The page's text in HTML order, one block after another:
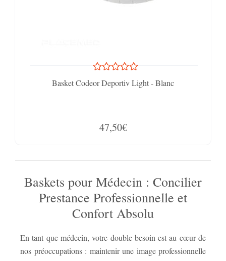
Basket Codeor Deportiv Light - Blanc
47,50€
Baskets pour Médecin : Concilier
Prestance Professionnelle et
Confort Absolu
En tant que médecin, votre double besoin est au cœur de
nos préoccupations : maintenir une image professionnelle